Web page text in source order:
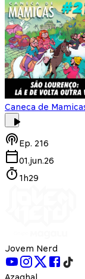
Caneca de
Ep. 216
01.jun.26
1h29
Jovem Nerd
Azaghal